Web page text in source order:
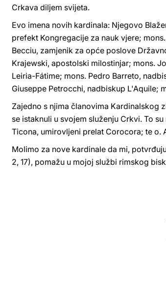
Crkava diljem svijeta.
Evo imena novih kardinala: Njegovo
prefekt Kongregacije za nauk vjere;
Becciu, zamjenik za opće poslove
Krajewski, apostolski milostinjar; mons.
Leiria-Fátime; mons. Pedro Barreto,
Giuseppe Petrocchi, nadbiskup L'Aquile;
Zajedno s njima članovima Kardinalskog
se istaknuli u svojem služenju Crkvi. To
Ticona, umirovljeni prelat Corocora; te o.
Molimo za nove kardinale da mi,
2, 17), pomažu u mojoj službi rimskog